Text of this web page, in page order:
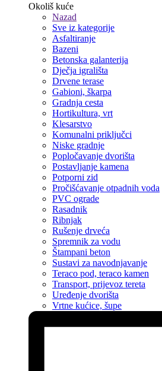
Okoliš kuće
Nazad
Sve iz kategorije
Asfaltiranje
Bazeni
Betonska galanterija
Dječja igrališta
Drvene terase
Gabioni, škarpa
Gradnja cesta
Hortikultura, vrt
Klesarstvo
Komunalni priključci
Niske gradnje
Popločavanje dvorišta
Postavljanje kamena
Potporni zid
Pročišćavanje otpadnih voda
PVC ograde
Rasadnik
Ribnjak
Rušenje drveća
Spremnik za vodu
Štampani beton
Sustavi za navodnjavanje
Teraco pod, teraco kamen
Transport, prijevoz tereta
Uređenje dvorišta
Vrtne kućice, šupe